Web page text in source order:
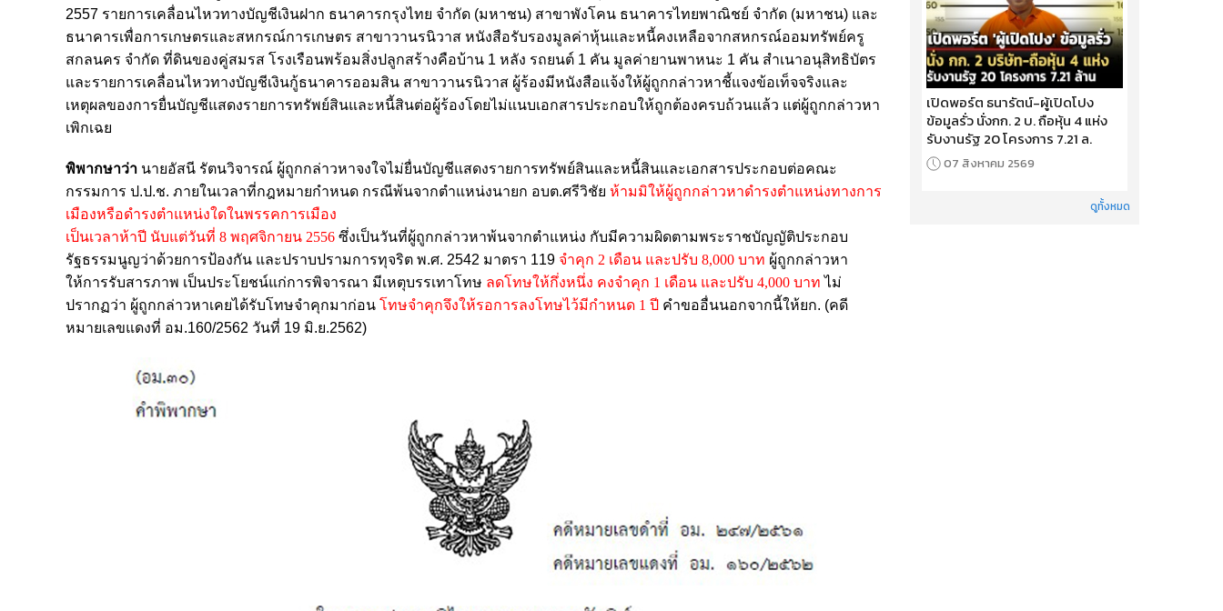
2557 รายการเคลื่อนไหวทางบัญชีเงินฝาก ธนาคารกรุงไทย จำกัด (มหาชน) สาขาพังโคน ธนาคารไทยพาณิชย์ จำกัด (มหาชน) และ
ธนาคารเพื่อการเกษตรและสหกรณ์การเกษตร สาขาวานรนิวาส หนังสือรับรองมูลค่าหุ้นและหนี้คงเหลือจากสหกรณ์ออมทรัพย์ครู
สกลนคร จำกัด ที่ดินของคู่สมรส โรงเรือนพร้อมสิ่งปลูกสร้างคือบ้าน 1 หลัง รถยนต์ 1 คัน มูลค่ายานพาหนะ 1 คัน สำเนาอนุสิทธิบัตร
และรายการเคลื่อนไหวทางบัญชีเงินกู้ธนาคารออมสิน สาขาวานรนิวาส ผู้ร้องมีหนังสือแจ้งให้ผู้ถูกกล่าวหาชี้แจงข้อเท็จจริงและ
เหตุผลของการยื่นบัญชีแสดงรายการทรัพย์สินและหนี้สินต่อผู้ร้องโดยไม่แนบเอกสารประกอบให้ถูกต้องครบถ้วนแล้ว แต่ผู้ถูกกล่าวหา
เพิกเฉย
พิพากษาว่า นายอัสนี รัตนวิจารณ์ ผู้ถูกกล่าวหาจงใจไม่ยื่นบัญชีแสดงรายการทรัพย์สินและหนี้สินและเอกสารประกอบต่อคณะ
กรรมการ ป.ป.ช. ภายในเวลาที่กฎหมายกำหนด กรณีพ้นจากตำแหน่งนายก อบต.ศรีวิชัย ห้ามมิให้ผู้ถูกกล่าวหาดำรงตำแหน่งทางการ
เมืองหรือดำรงตำแหน่งใดในพรรคการเมือง
เป็นเวลาห้าปี นับแต่วันที่ 8 พฤศจิกายน 2556 ซึ่งเป็นวันที่ผู้ถูกกล่าวหาพ้นจากตำแหน่ง กับมีความผิดตามพระราชบัญญัติประกอบ
รัฐธรรมนูญว่าด้วยการป้องกัน และปราบปรามการทุจริต พ.ศ. 2542 มาตรา 119 จำคุก 2 เดือน และปรับ 8,000 บาท ผู้ถูกกล่าวหา
ให้การรับสารภาพ เป็นประโยชน์แก่การพิจารณา มีเหตุบรรเทาโทษ ลดโทษให้กึ่งหนึ่ง คงจำคุก 1 เดือน และปรับ 4,000 บาท ไม่
ปรากฏว่า ผู้ถูกกล่าวหาเคยได้รับโทษจำคุกมาก่อน โทษจำคุกจึงให้รอการลงโทษไว้มีกำหนด 1 ปี คำขออื่นนอกจากนี้ให้ยก. (คดี
หมายเลขแดงที่ อม.160/2562 วันที่ 19 มิ.ย.2562)
เปิดพอร์ต ธนารัตน์-ผู้เปิดโปง
ข้อมูลรั่ว นั่งกก. 2 บ. ถือหุ้น 4 แห่ง
รับงานรัฐ 20 โครงการ 7.21 ล.
07 สิงหาคม 2569
ดูทั้งหมด